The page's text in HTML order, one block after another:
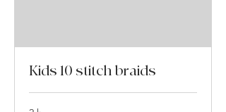
Kids 10 stitch braids